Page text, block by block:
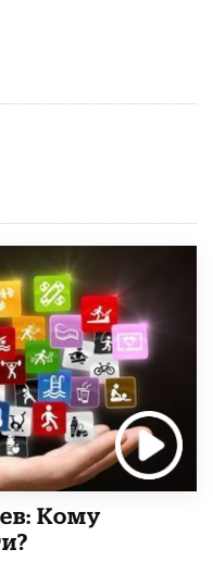
Кому